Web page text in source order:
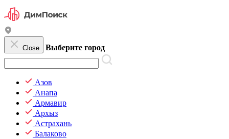
Close Выберите город
Азов
Анапа
Армавир
Архыз
Астрахань
Балаково